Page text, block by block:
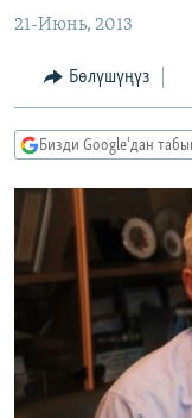
МАДАНИЯТ
ТВ ПРОГРАММАЛАР
БҮГҮН АЗАТТЫКТА
БИЗ ЖАНА ДҮЙНӨ
ДАНИСТЕ
ЭЖЕ-СИҢДИЛЕР
АЗАТТЫК+
ЫҢГАЙСЫЗ
ПОДКАСТ
ӨЗГӨЧӨ ПИКИР
ОНЛАЙН ШЕРИНЕ
ЭЕ/АРнун
21-Июнь, 2013
Бөлүшүңүз
Бизди Google'дан